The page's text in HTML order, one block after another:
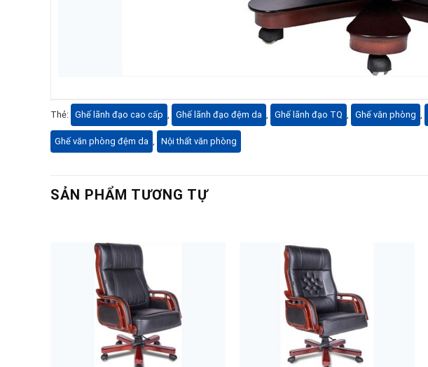
Thẻ: Ghế lãnh đạo cao cấp Ghế lãnh đạo đệm da Ghế lãnh đạo TQ Ghế văn phòng
Ghế văn phòng đệm da Nội thất văn phòng
SẢN PHẨM TƯƠNG TỰ